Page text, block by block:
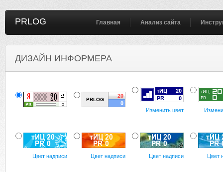
PRLOG Главная Анализ сайта
ДИЗАЙН ИНФОРМЕРА
Изменить цвет
Цвет надписи Цвет надписи Цвет надписи Цвет